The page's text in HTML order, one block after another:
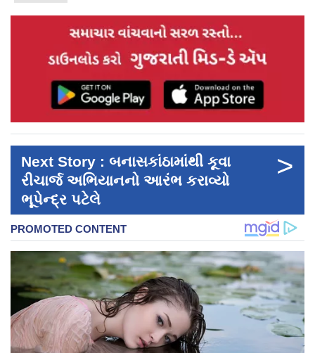
Next Story : બનાસકાંઠામાંથી કૂવા
રીચાર્જ અભિયાનનો આરંભ કરાવ્યો
ભૂપેન્દ્ર પટેલે
>